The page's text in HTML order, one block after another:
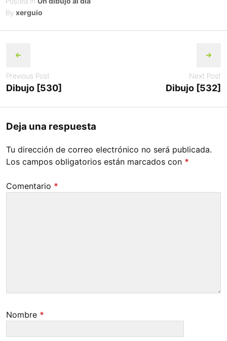
By xerguio
navigation
Previous Post
Dibujo [530]
Next Post
Dibujo [532]
Deja una respuesta
Tu dirección de correo electrónico no será publicada.
Los campos obligatorios están marcados con *
Comentario *
Nombre *